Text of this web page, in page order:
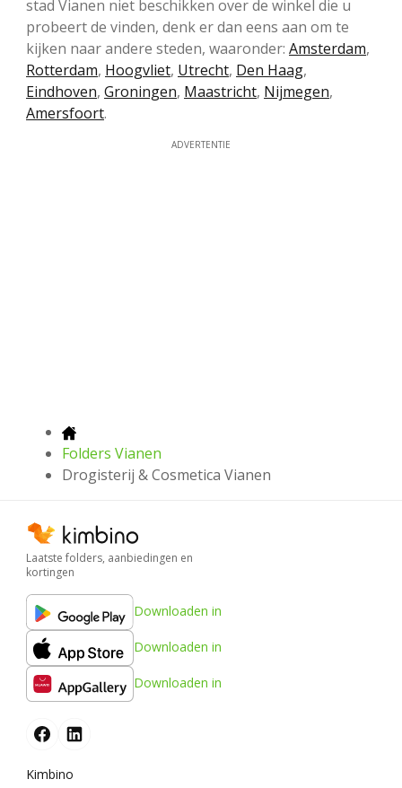
stad Vianen niet beschikken over de winkel die u
probeert de vinden, denk er dan eens aan om te
kijken naar andere steden, waaronder: Amsterdam,
Rotterdam, Hoogvliet, Utrecht, Den Haag,
Eindhoven, Groningen, Maastricht, Nijmegen,
Amersfoort.
ADVERTENTIE
Folders Vianen
Drogisterij & Cosmetica Vianen
Laatste folders, aanbiedingen en
kortingen
Downloaden in
Downloaden in
Downloaden in
Kimbino